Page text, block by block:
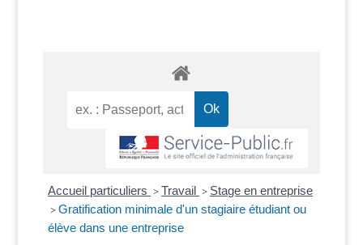
Accueil particuliers > Travail > Stage en entreprise
> Gratification minimale d'un stagiaire étudiant ou
élève dans une entreprise